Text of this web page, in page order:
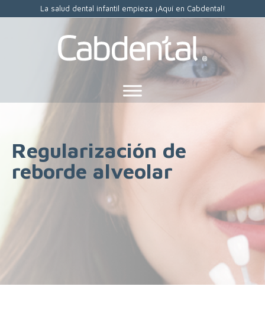
La salud dental infantil empieza ¡Aquí en Cabdental!
Regularización de
reborde alveolar